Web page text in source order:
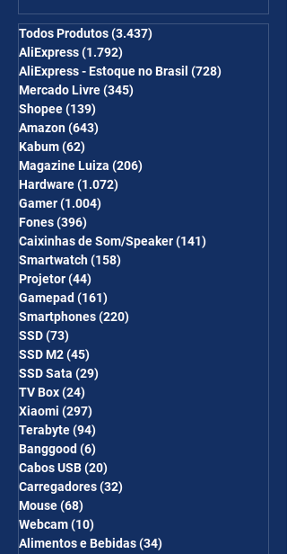
desc em 6 itens/R$25 de
desc em 10 itens) OS
CUPONS SÃO VÁLIDOS NO
COMBO
Todos Produtos(3.437)
AliExpress(1.792)
AliExpress - Estoque no Brasil (728)
Mercado Livre(345)
Shopee(139)
Amazon(643)
Kabum(62)
Magazine Luiza (206)
Hardware(1.072)
Gamer(1.004)
Fones(396)
Caixinhas de Som/Speaker(141)
Smartwatch(158)
Projetor(44)
Gamepad (161)
Smartphones(220)
SSD(73)
SSD M2(45)
SSD Sata (29)
TV Box(24)
Xiaomi (297)
Terabyte(94)
Banggood (6)
Cabos USB(20)
Carregadores(32)
Mouse(68)
Webcam(10)
Alimentos e Bebidas(34)